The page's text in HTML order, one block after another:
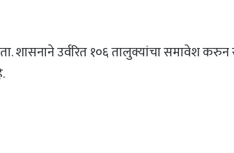
शासनाने उर्वरित १०६ तालुक्यांचा समावेश करुन